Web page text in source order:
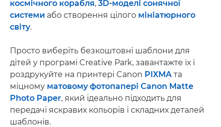
космічного корабля, 3D-моделі сонячної
системи або створення цілого мініатюрного
світу.
Просто виберіть безкоштовні шаблони для
дітей у програмі Creative Park, завантажте їх і
роздрукуйте на принтері Canon PIXMA та
міцному матовому фотопапері Canon Matte
Photo Paper, який ідеально підходить для
передачі яскравих кольорів і складних деталей
шаблонів.